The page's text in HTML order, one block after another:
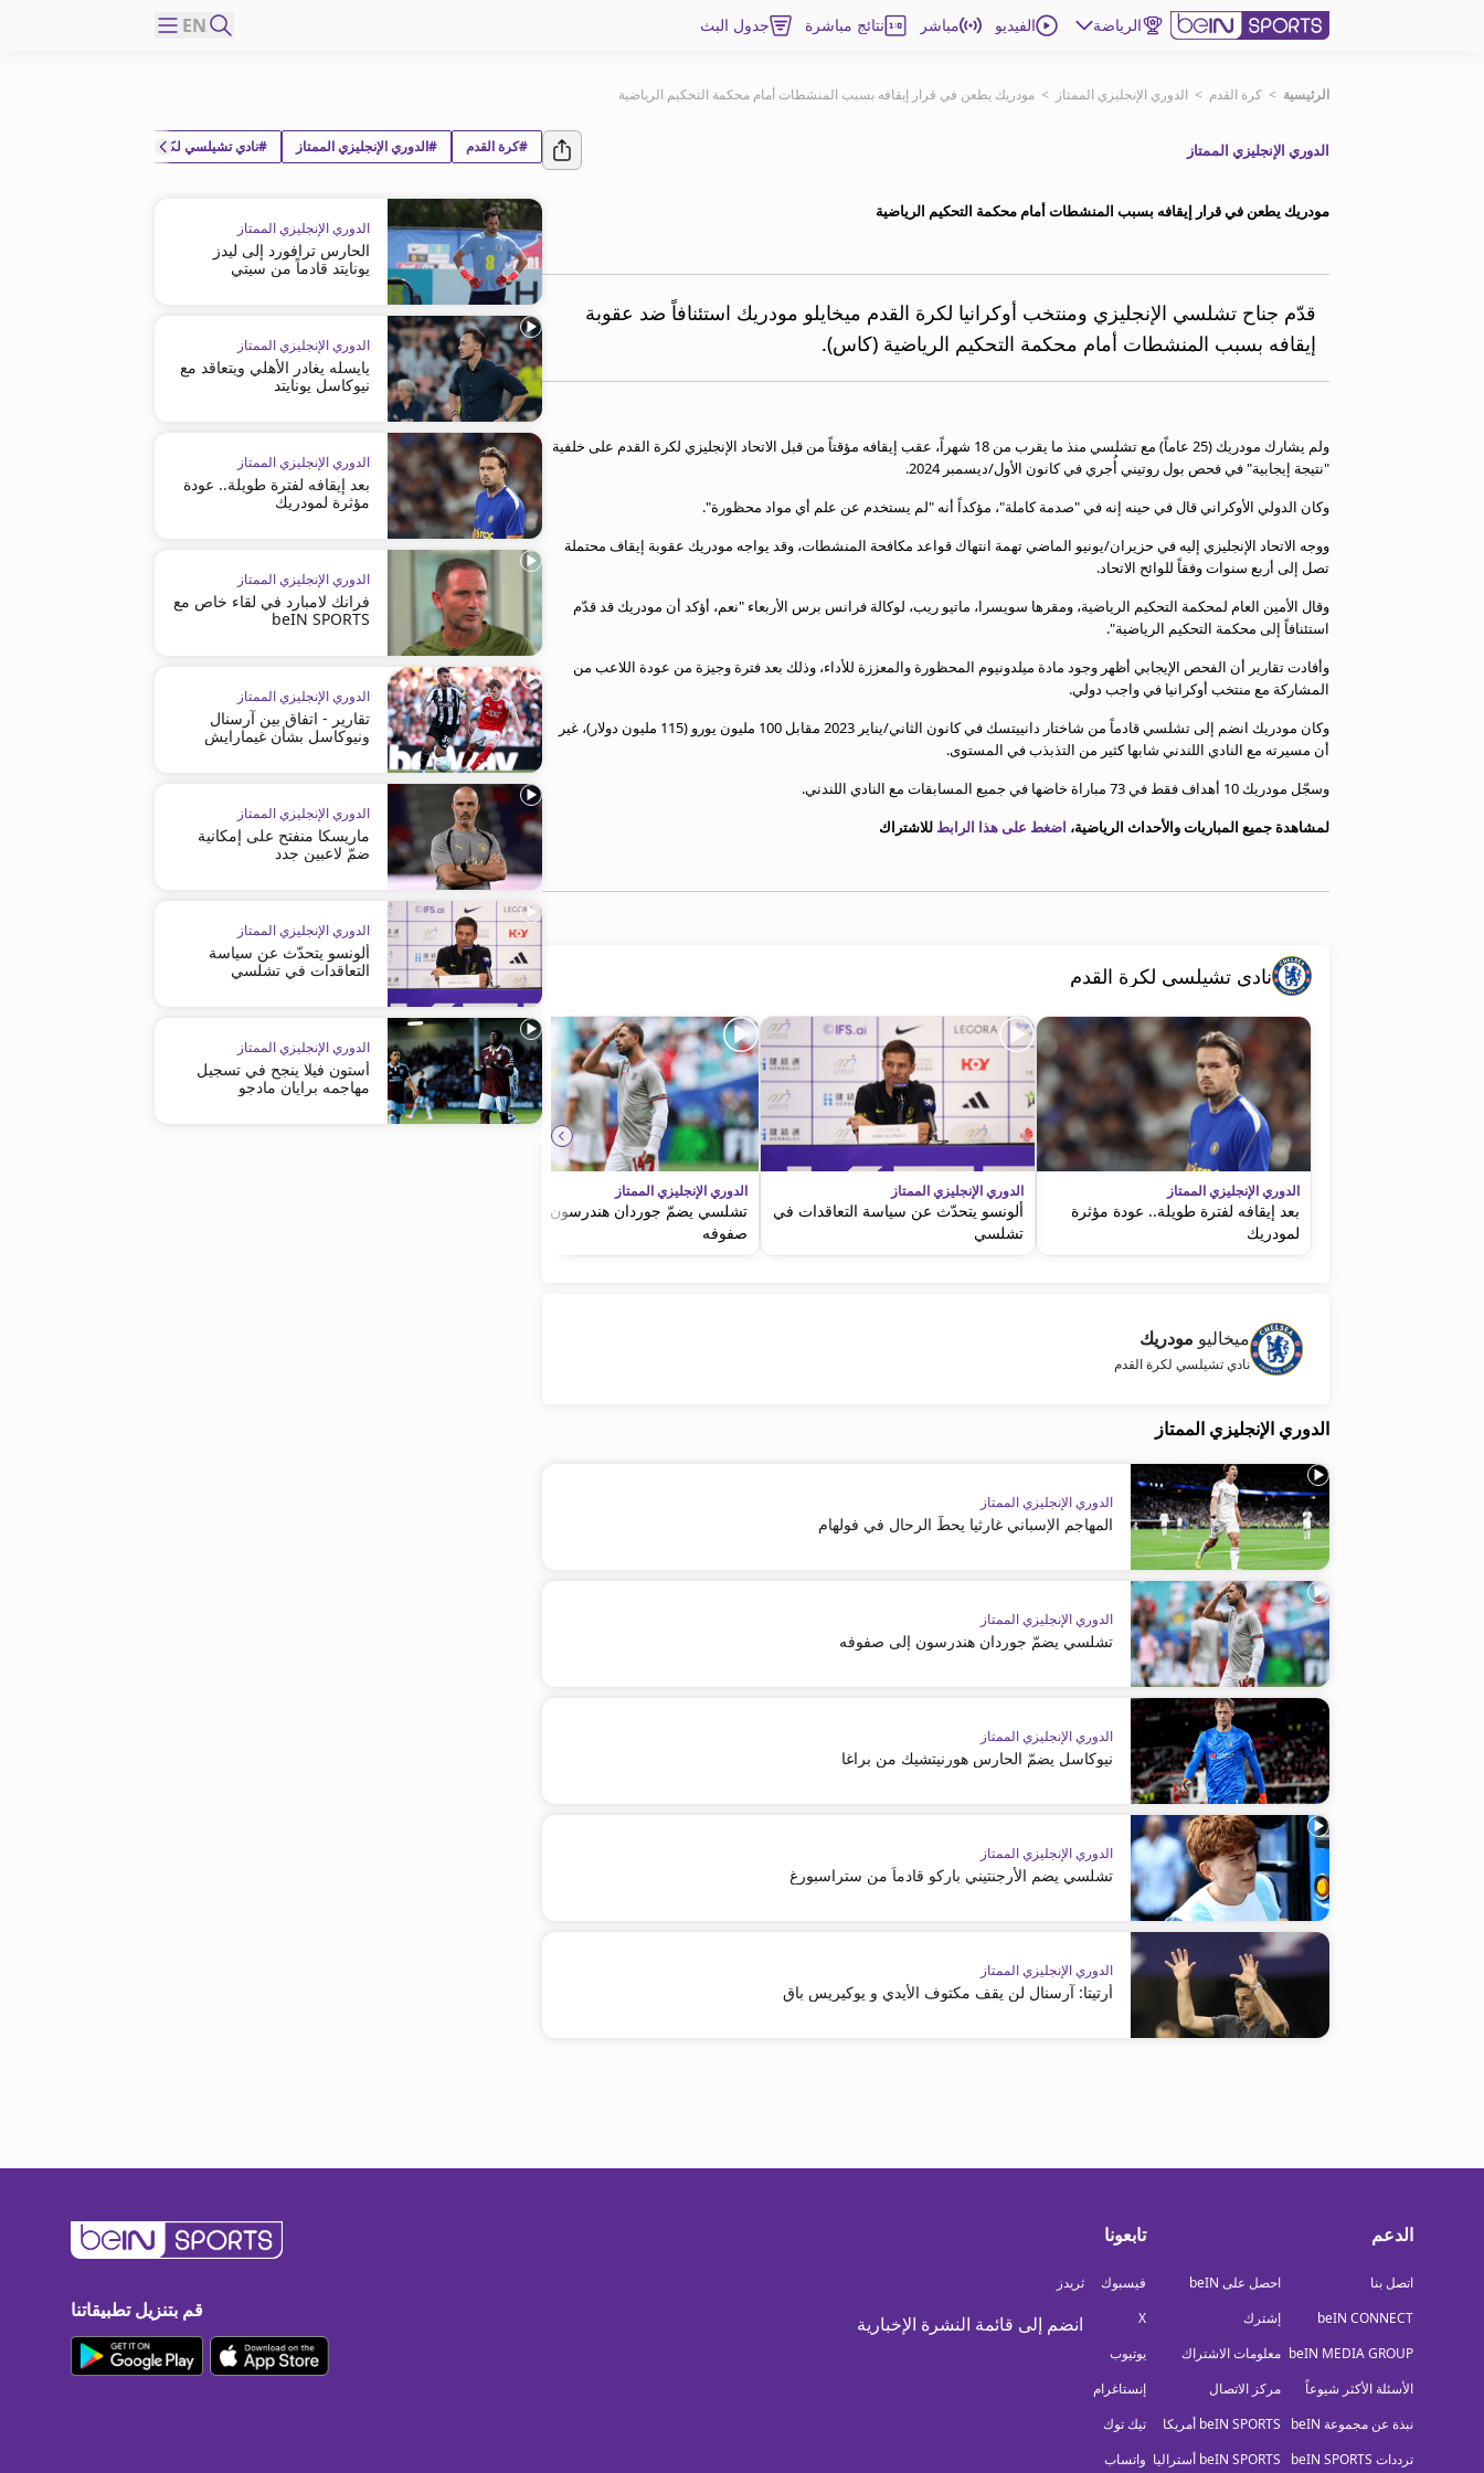
الرياضة الفيديو مباشر نتائج مباشرة جدول البث EN
اشترك
EN
MENA
إدارة التنبيهات
انضم إلى قائمة النشرة الإخبارية
beIN CONNECT
beIN MEDIA GROUP
الأسئلة الأكثر شيوعاً
معلومات عن هذا الموقع
الرئيسية > كرة القدم > الدوري الإنجليزي الممتاز > مودريك يطعن في قرار إيقافه بسبب المنشطات أمام محكمة التحكيم الرياضية
الدوري الإنجليزي الممتاز
مودريك يطعن في قرار إيقافه بسبب المنشطات أمام محكمة التحكيم الرياضية
قدّم جناح تشلسي الإنجليزي ومنتخب أوكرانيا لكرة القدم ميخايلو مودريك استئنافاً ضد عقوبة
إيقافه بسبب المنشطات أمام محكمة التحكيم الرياضية (كاس).
ولم يشارك مودريك (25 عاماً) مع تشلسي منذ ما يقرب من 18 شهراً، عقب إيقافه مؤقتاً من قبل الاتحاد الإنجليزي لكرة القدم على خلفية
"نتيجة إيجابية" في فحص بول روتيني أُجري في كانون الأول/ديسمبر 2024.
وكان الدولي الأوكراني قال في حينه إنه في "صدمة كاملة"، مؤكداً أنه "لم يستخدم عن علم أي مواد محظورة".
ووجه الاتحاد الإنجليزي إليه في حزيران/يونيو الماضي تهمة انتهاك قواعد مكافحة المنشطات، وقد يواجه مودريك عقوبة إيقاف محتملة
تصل إلى أربع سنوات وفقاً للوائح الاتحاد.
وقال الأمين العام لمحكمة التحكيم الرياضية، ومقرها سويسرا، ماتيو ريب، لوكالة فرانس برس الأربعاء "نعم، أؤكد أن مودريك قد قدّم
استئنافاً إلى محكمة التحكيم الرياضية".
وأفادت تقارير أن الفحص الإيجابي أظهر وجود مادة ميلدونيوم المحظورة والمعززة للأداء، وذلك بعد فترة وجيزة من عودة اللاعب من
المشاركة مع منتخب أوكرانيا في واجب دولي.
وكان مودريك انضم إلى تشلسي قادماً من شاختار دانييتسك في كانون الثاني/يناير 2023 مقابل 100 مليون يورو (115 مليون دولار)، غير
أن مسيرته مع النادي اللندني شابها كثير من التذبذب في المستوى.
وسجّل مودريك 10 أهداف فقط في 73 مباراة خاضها في جميع المسابقات مع النادي اللندني.
لمشاهدة جميع المباريات والأحداث الرياضية، اضغط على هذا الرابط للاشتراك
نادي تشيلسي لكرة القدم
الدوري الإنجليزي الممتاز
بعد إيقافه لفترة طويلة.. عودة مؤثرة
لمودريك
الدوري الإنجليزي الممتاز
ألونسو يتحدّث عن سياسة التعاقدات في
تشلسي
الدوري الإنجليزي الممتاز
تشلسي يضمّ جوردان هندرسون إلى
صفوفه
ميخاليو مودريك
نادي تشيلسي لكرة القدم
الدوري الإنجليزي الممتاز
الدوري الإنجليزي الممتاز
المهاجم الإسباني غارثيا يحطّ الرحال في فولهام
الدوري الإنجليزي الممتاز
تشلسي يضمّ جوردان هندرسون إلى صفوفه
الدوري الإنجليزي الممتاز
نيوكاسل يضمّ الحارس هورنيتشيك من براغا
الدوري الإنجليزي الممتاز
تشلسي يضم الأرجنتيني باركو قادماً من ستراسبورغ
الدوري الإنجليزي الممتاز
أرتيتا: آرسنال لن يقف مكتوف الأيدي و يوكيريس باقٍ
#كرة القدم #الدوري الإنجليزي الممتاز #نادي تشيلسي لكرة القدم
الدوري الإنجليزي الممتاز
الحارس ترافورد إلى ليدز
يونايتد قادماً من سيتي
الدوري الإنجليزي الممتاز
يايسله يغادر الأهلي ويتعاقد مع
نيوكاسل يونايتد
الدوري الإنجليزي الممتاز
بعد إيقافه لفترة طويلة.. عودة
مؤثرة لمودريك
الدوري الإنجليزي الممتاز
فرانك لامبارد في لقاء خاص مع
beIN SPORTS
الدوري الإنجليزي الممتاز
تقارير - اتفاق بين آرسنال
ونيوكاسل بشأن غيمارايش
الدوري الإنجليزي الممتاز
ماريسكا منفتح على إمكانية
ضمّ لاعبين جدد
الدوري الإنجليزي الممتاز
ألونسو يتحدّث عن سياسة
التعاقدات في تشلسي
الدوري الإنجليزي الممتاز
أستون فيلا ينجح في تسجيل
مهاجمه برايان مادجو
الدعم
اتصل بنا
beIN CONNECT
beIN MEDIA GROUP
الأسئلة الأكثر شيوعاً
نبذة عن مجموعة beIN
ترددات beIN SPORTS
احصل على beIN
إشترك
معلومات الاشتراك
مركز الاتصال
beIN SPORTS أمريكا
beIN SPORTS أستراليا
تابعونا
فيسبوك
X
يوتيوب
إنستاغرام
تيك توك
واتساب
ثريدز
انضم إلى قائمة النشرة الإخبارية
قم بتنزيل تطبيقاتنا